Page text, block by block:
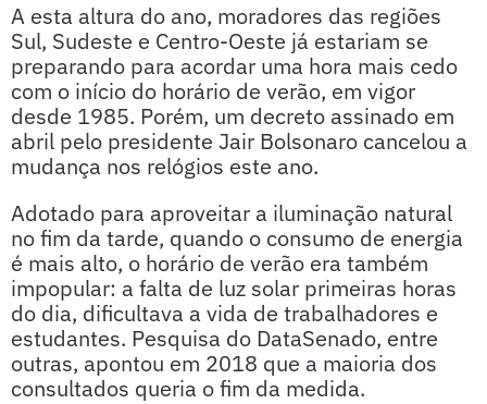
A esta altura do ano, moradores das regiões
Sul, Sudeste e Centro-Oeste já estariam se
preparando para acordar uma hora mais cedo
com o início do horário de verão, em vigor
desde 1985. Porém, um decreto assinado em
abril pelo presidente Jair Bolsonaro cancelou a
mudança nos relógios este ano.
Adotado para aproveitar a iluminação natural
no fim da tarde, quando o consumo de energia
é mais alto, o horário de verão era também
impopular: a falta de luz solar primeiras horas
do dia, dificultava a vida de trabalhadores e
estudantes. Pesquisa do DataSenado, entre
outras, apontou em 2018 que a maioria dos
consultados queria o fim da medida.